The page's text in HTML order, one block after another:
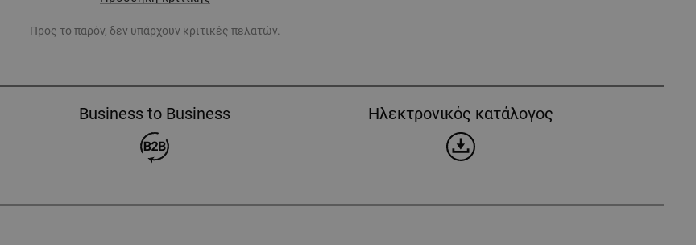
Προς το παρόν, δεν υπάρχουν κριτικές πελατών.
Business to Business Ηλεκτρονικός κατάλογος